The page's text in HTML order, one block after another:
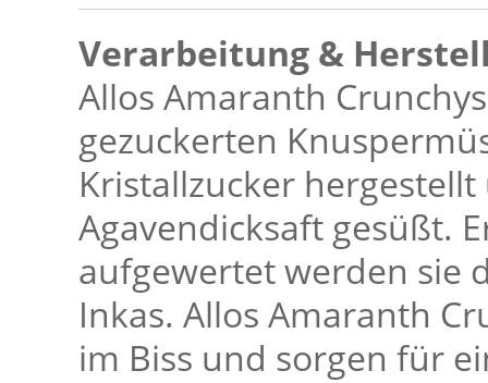
Verarbeitung &
Allos Amaranth
gezuckerten
Kristallzucker
Agavendicksaft gesüßt.
aufgewertet werden sie
Inkas. Allos Amaranth
im Biss und sorgen für